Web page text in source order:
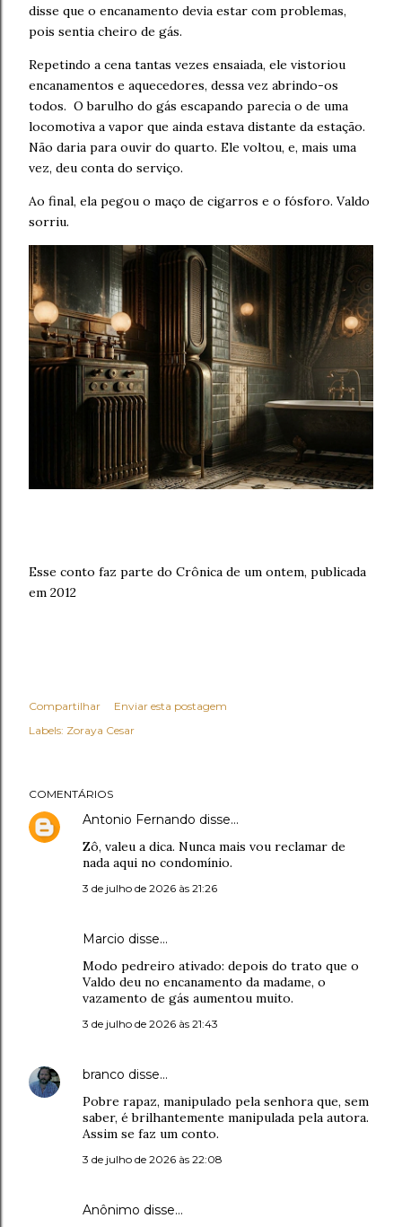
disse que o encanamento devia estar com problemas,
pois sentia cheiro de gás.
Repetindo a cena tantas vezes ensaiada, ele vistoriou
encanamentos e aquecedores, dessa vez abrindo-os
todos. O barulho do gás escapando parecia o de uma
locomotiva a vapor que ainda estava distante da estação.
Não daria para ouvir do quarto. Ele voltou, e, mais uma
vez, deu conta do serviço.
Ao final, ela pegou o maço de cigarros e o fósforo. Valdo
sorriu.
Esse conto faz parte do Crônica de um ontem, publicada
em 2012
Compartilhar
Enviar esta postagem
Labels: Zoraya Cesar
COMENTÁRIOS
Antonio Fernando disse…
Zô, valeu a dica. Nunca mais vou reclamar de
nada aqui no condomínio.
3 de julho de 2026 às 21:26
Marcio disse…
Modo pedreiro ativado: depois do trato que o
Valdo deu no encanamento da madame, o
vazamento de gás aumentou muito.
3 de julho de 2026 às 21:43
branco disse…
Pobre rapaz, manipulado pela senhora que, sem
saber, é brilhantemente manipulada pela autora.
Assim se faz um conto.
3 de julho de 2026 às 22:08
Anônimo disse…